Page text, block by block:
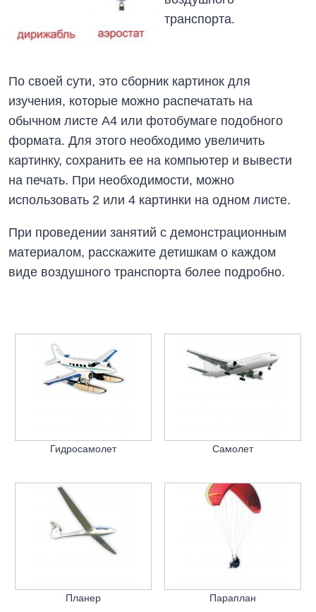
транспорта.
По своей сути, это сборник картинок для
изучения, которые можно распечатать на
обычном листе А4 или фотобумаге подобного
формата. Для этого необходимо увеличить
картинку, сохранить ее на компьютер и вывести
на печать. При необходимости, можно
использовать 2 или 4 картинки на одном листе.
При проведении занятий с демонстрационным
материалом, расскажите детишкам о каждом
виде воздушного транспорта более подробно.
Гидросамолет Самолет
Планер Параплан